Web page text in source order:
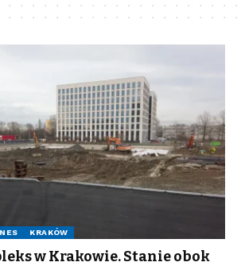
KRAKÓW
w Krakowie. Stanie obok